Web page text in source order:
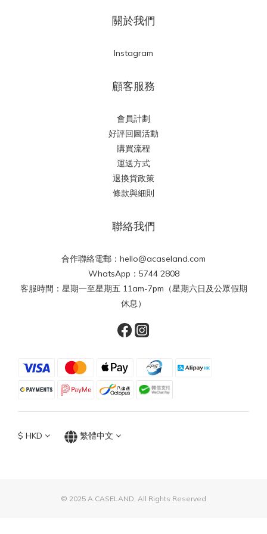
關於我們
Instagram
顧客服務
會員計劃
好評回圖活動
購買流程
運送方式
退換貨政策
條款與細則
聯絡我們
合作聯絡電郵：hello@acaseland.com
WhatsApp：5744 2808
客服時間：星期一至星期五 11am-7pm（星期六日及公眾假期
休息）
$ HKD 繁體中文
© 2025 A.CASELAND, All Rights Reserved